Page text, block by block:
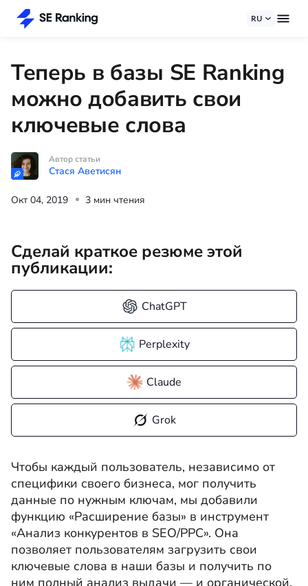
RU
Теперь в базы SE Ranking
можно добавить свои
ключевые слова
Автор статьи
Стася Аветисян
Окт 04, 2019 3 мин чтения
Сделай краткое резюме этой
публикации:
ChatGPT
Perplexity
Claude
Grok
Чтобы каждый пользователь, независимо от
специфики своего бизнеса, мог получить
данные по нужным ключам, мы добавили
функцию «Расширение базы» в инструмент
«Анализ конкурентов в SEO/PPC». Она
позволяет пользователям загрузить свои
ключевые слова в наши базы и получить по
ним полный анализ выдачи — и органической,